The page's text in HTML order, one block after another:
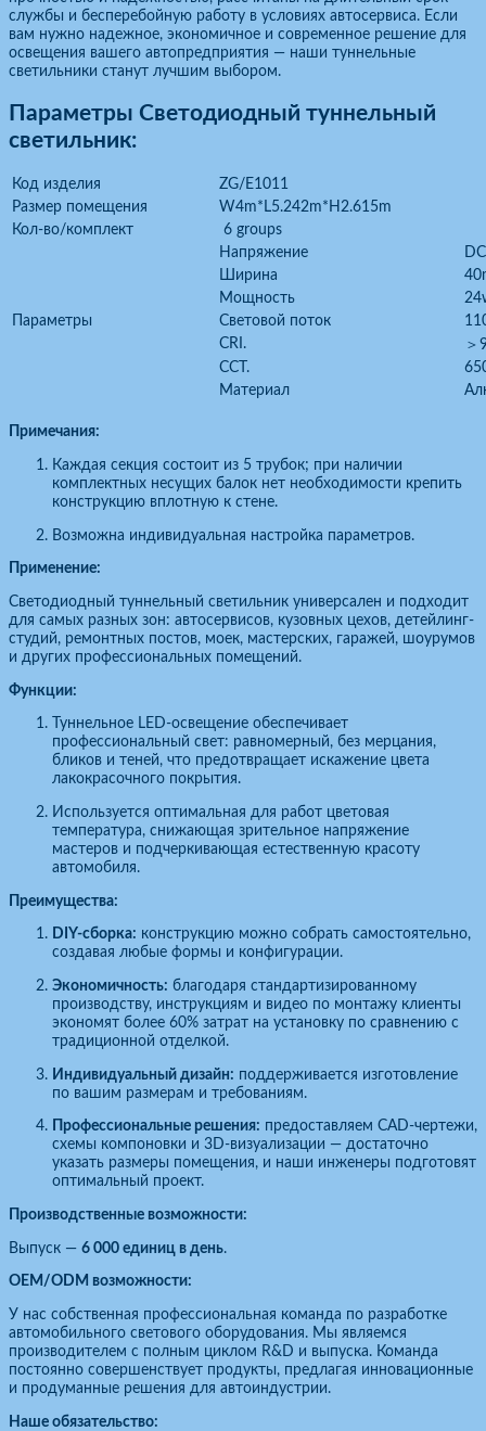
службы и бесперебойную работу в условиях автосервиса. Если
вам нужно надежное, экономичное и современное решение для
освещения вашего автопредприятия — наши туннельные
светильники станут лучшим выбором.
Параметры Светодиодный туннельный
светильник:
Код изделия
ZG/E1011
Размер помещения
W4m*L5.242m*H2.615m
Кол-во/комплект
6 groups
Параметры
Напряжение
Ширина
Мощность
Световой поток
CRI.
＞
CCT.
Материал
Примечания:
Каждая секция состоит из 5 трубок; при наличии
комплектных несущих балок нет необходимости крепить
конструкцию вплотную к стене.
Возможна индивидуальная настройка параметров.
Применение:
Светодиодный туннельный светильник универсален и подходит
для самых разных зон: автосервисов, кузовных цехов, детейлинг-
студий, ремонтных постов, моек, мастерских, гаражей, шоурумов
и других профессиональных помещений.
Функции:
Туннельное LED-освещение обеспечивает
профессиональный свет: равномерный, без мерцания,
бликов и теней, что предотвращает искажение цвета
лакокрасочного покрытия.
Используется оптимальная для работ цветовая
температура, снижающая зрительное напряжение
мастеров и подчеркивающая естественную красоту
автомобиля.
Преимущества:
DIY-сборка: конструкцию можно собрать самостоятельно,
создавая любые формы и конфигурации.
Экономичность: благодаря стандартизированному
производству, инструкциям и видео по монтажу клиенты
экономят более 60% затрат на установку по сравнению с
традиционной отделкой.
Индивидуальный дизайн: поддерживается изготовление
по вашим размерам и требованиям.
Профессиональные решения: предоставляем CAD-чертежи,
схемы компоновки и 3D-визуализации — достаточно
указать размеры помещения, и наши инженеры подготовят
оптимальный проект.
Производственные возможности:
Выпуск — 6 000 единиц в день.
OEM/ODM возможности:
У нас собственная профессиональная команда по разработке
автомобильного светового оборудования. Мы являемся
производителем с полным циклом R&D и выпуска. Команда
постоянно совершенствует продукты, предлагая инновационные
и продуманные решения для автоиндустрии.
Наше обязательство: